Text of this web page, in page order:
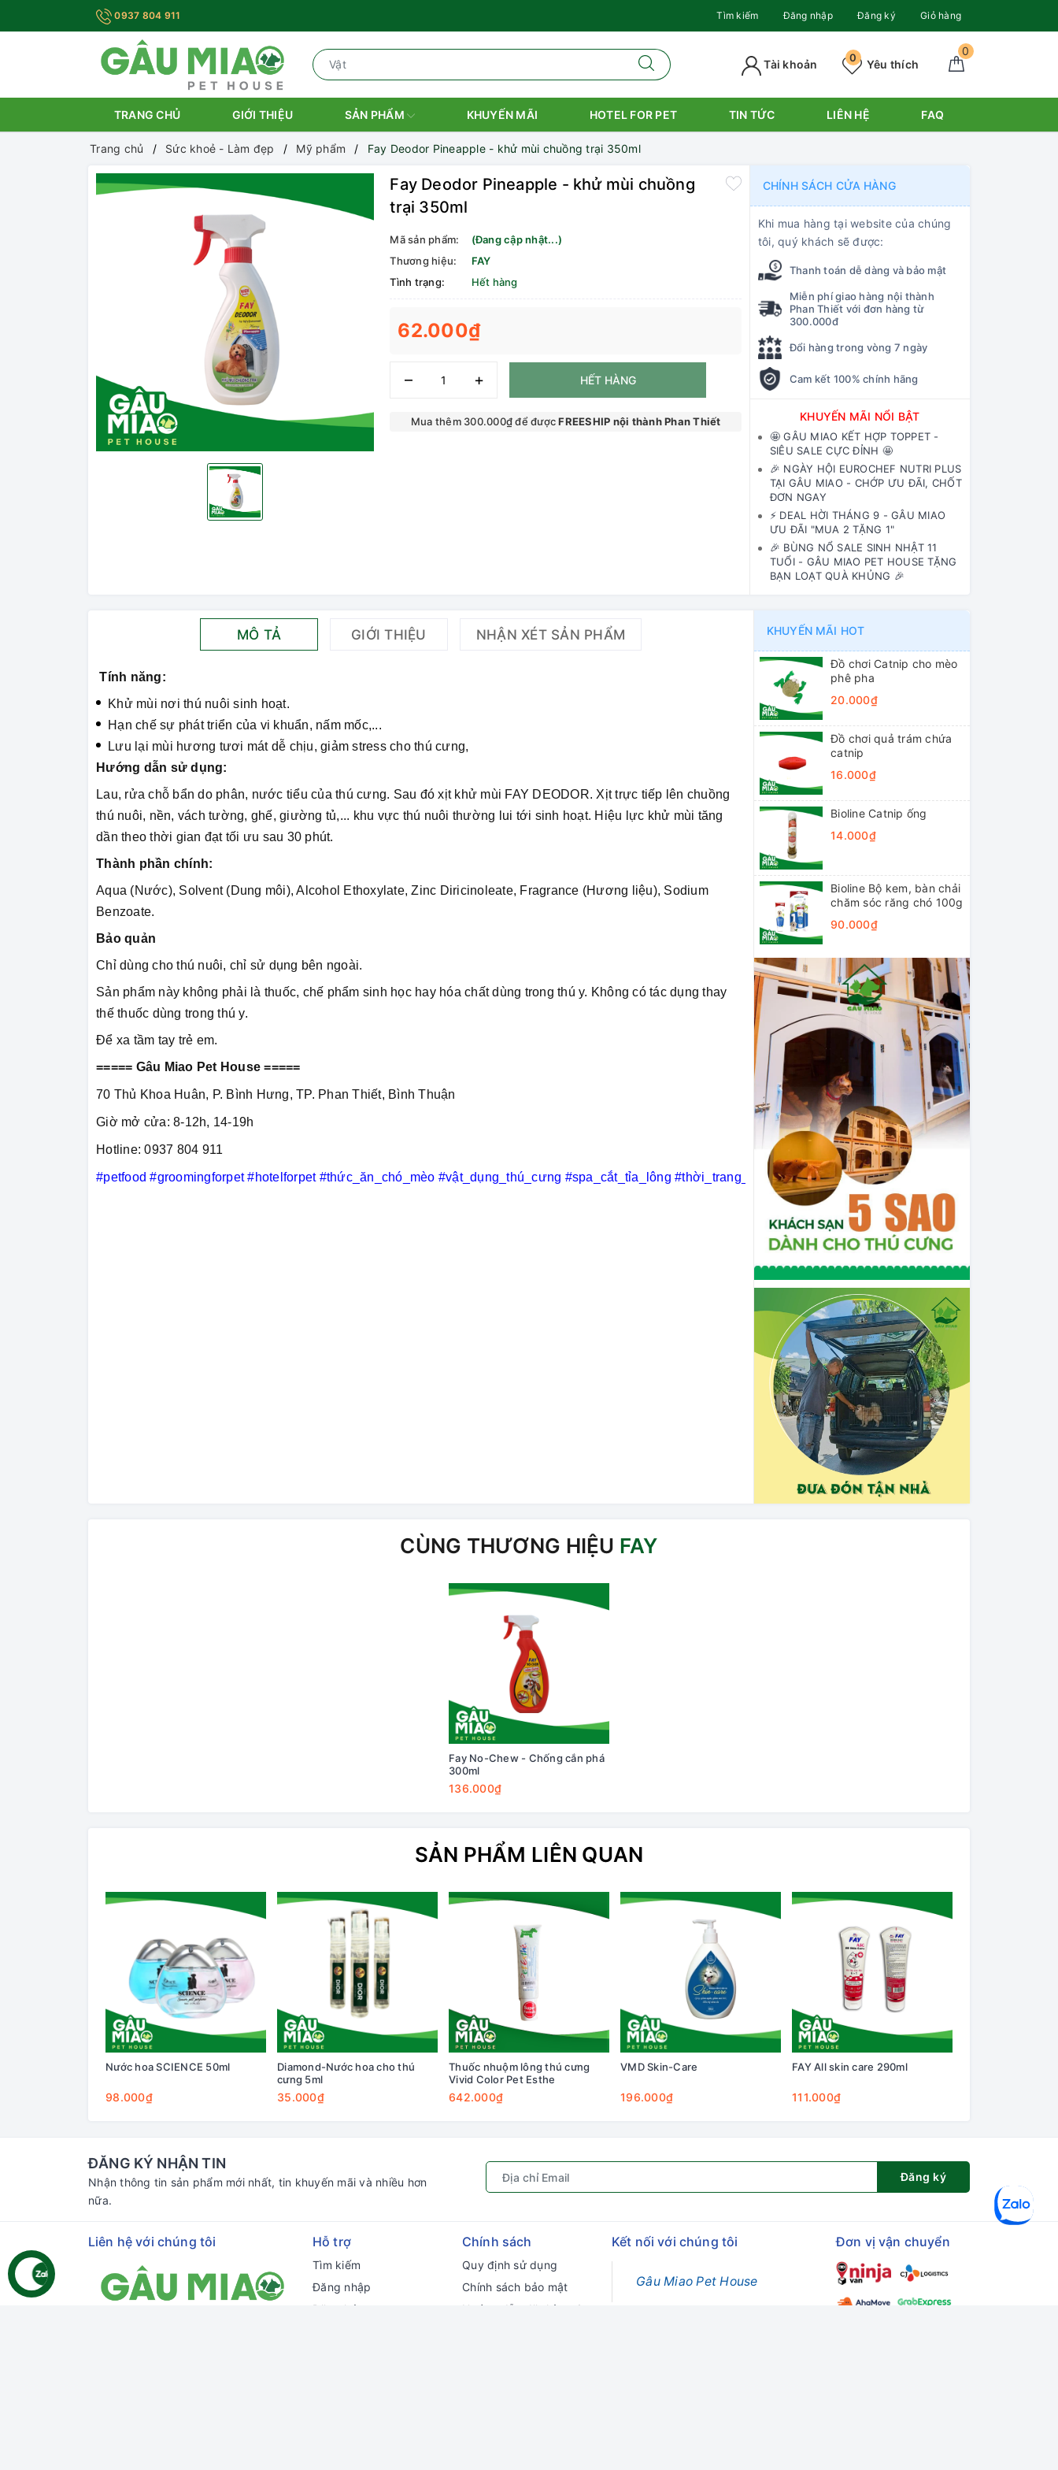
0937 804 911 Tìm kiếm Đăng nhập Đăng ký Giỏ hàng
0
Yêu thích
0
Tài khoản
TRANG CHỦ GIỚI THIỆU SẢN PHẨM KHUYẾN MÃI HOTEL FOR PET TIN TỨC LIÊN HỆ FAQ
Trang chủ Sức khoẻ - Làm đẹp Mỹ phẩm Fay Deodor Pineapple - khử mùi chuồng trại 350ml
Fay Deodor Pineapple - khử mùi chuồng
trại 350ml
Mã sản phẩm:
(Đang cập nhật...)
Thương hiệu:
FAY
Tình trạng:
Hết hàng
62.000₫
– + HẾT HÀNG
Mua thêm 300.000₫ để đượcFREESHIP nội thành Phan Thiết
CHÍNH SÁCH CỬA HÀNG
Khi mua hàng tại website của chúng
tôi, quý khách sẽ được:
Thanh toán dễ dàng và bảo mật
Miễn phí giao hàng nội thành
Phan Thiết với đơn hàng từ
300.000đ
Đổi hàng trong vòng 7 ngày
Cam kết 100% chính hãng
KHUYẾN MÃI NỔI BẬT
🤩 GÂU MIAO KẾT HỢP TOPPET -
SIÊU SALE CỰC ĐỈNH 🤩
🎉 NGÀY HỘI EUROCHEF NUTRI PLUS
TẠI GÂU MIAO - CHỚP ƯU ĐÃI, CHỐT
ĐƠN NGAY
⚡️ DEAL HỜI THÁNG 9 - GÂU MIAO
ƯU ĐÃI "MUA 2 TẶNG 1"
🎉 BÙNG NỔ SALE SINH NHẬT 11
TUỔI - GÂU MIAO PET HOUSE TẶNG
BẠN LOẠT QUÀ KHỦNG 🎉
MÔ TẢ GIỚI THIỆU NHẬN XÉT SẢN PHẨM
Tính năng:
Khử mùi nơi thú nuôi sinh hoạt.
Hạn chế sự phát triển của vi khuẩn, nấm mốc,...
Lưu lại mùi hương tươi mát dễ chịu, giảm stress cho thú cưng,
Hướng dẫn sử dụng:
Lau, rửa chỗ bẩn do phân, nước tiểu của thú cưng. Sau đó xịt khử mùi FAY DEODOR. Xịt trực tiếp lên chuồng
thú nuôi, nền, vách tường, ghế, giường tủ,... khu vực thú nuôi thường lui tới sinh hoạt. Hiệu lực khử mùi tăng
dần theo thời gian đạt tối ưu sau 30 phút.
Thành phần chính:
Aqua (Nước), Solvent (Dung môi), Alcohol Ethoxylate, Zinc Diricinoleate, Fragrance (Hương liệu), Sodium
Benzoate.
Bảo quản
Chỉ dùng cho thú nuôi, chỉ sử dụng bên ngoài.
Sản phẩm này không phải là thuốc, chế phẩm sinh học hay hóa chất dùng trong thú y. Không có tác dụng thay
thế thuốc dùng trong thú y.
Để xa tầm tay trẻ em.
===== Gâu Miao Pet House =====
70 Thủ Khoa Huân, P. Bình Hưng, TP. Phan Thiết, Bình Thuận
Giờ mở cửa: 8-12h, 14-19h
Hotline: 0937 804 911
#petfood #groomingforpet #hotelforpet #thức_ăn_chó_mèo #vật_dụng_thú_cưng #spa_cắt_tỉa_lông #thời_trang_thú_cưng #khách_sạn_thú_cưng
KHUYẾN MÃI HOT
Đồ chơi Catnip cho mèo
phê pha
20.000₫
Đồ chơi quả trám chứa
catnip
16.000₫
Bioline Catnip ống
14.000₫
Bioline Bộ kem, bàn chải
chăm sóc răng chó 100g
90.000₫
CÙNG THƯƠNG HIỆU FAY
Fay No-Chew - Chống cắn phá
300ml
136.000₫
SẢN PHẨM LIÊN QUAN
Nước hoa SCIENCE 50ml
98.000₫
Diamond-Nước hoa cho thú
cưng 5ml
35.000₫
Thuốc nhuộm lông thú cưng
Vivid Color Pet Esthe
642.000₫
VMD Skin-Care
196.000₫
FAY All skin care 290ml
111.000₫
ĐĂNG KÝ NHẬN TIN
Nhận thông tin sản phẩm mới nhất, tin khuyến mãi và nhiều hơn
nữa.
Đăng ký
Liên hệ với chúng tôi Hỗ trợ
Tìm kiếm
Đăng nhập
Đăng ký
Chính sách
Quy định sử dụng
Chính sách bảo mật
Hướng dẫn đặt hàng &
Kết nối với chúng tôi
Gâu Miao Pet House
Đơn vị vận chuyển